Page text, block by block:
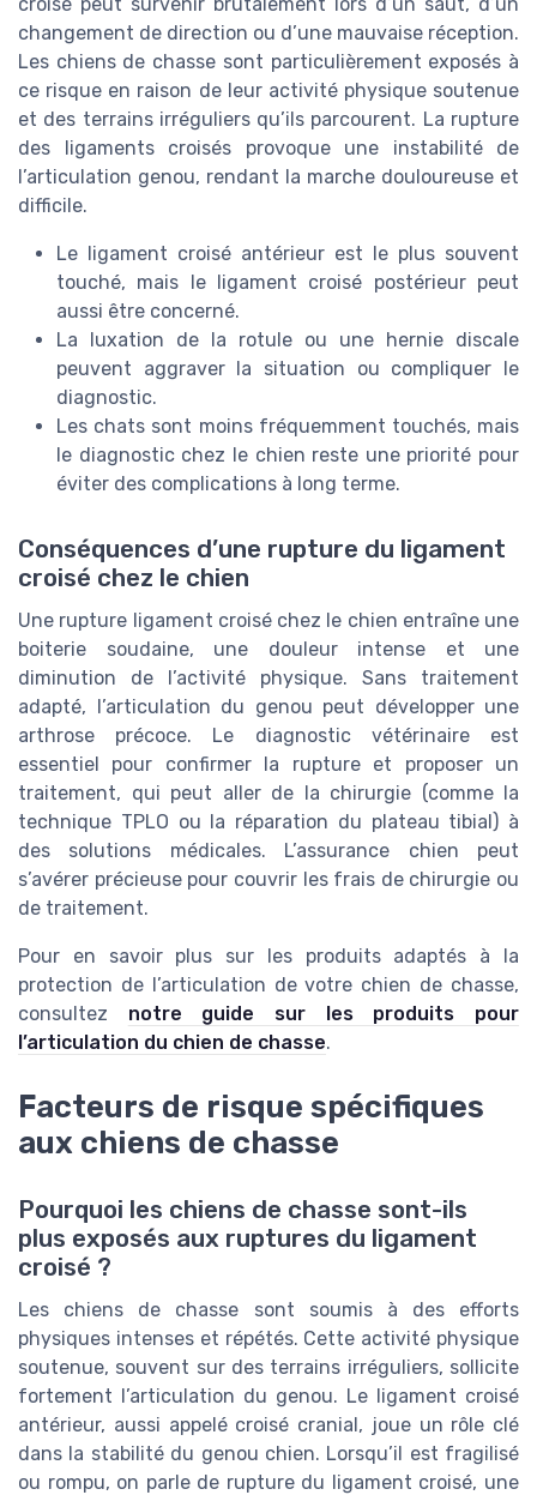
croisé peut survenir brutalement lors d’un saut, d’un
changement de direction ou d’une mauvaise réception.
Les chiens de chasse sont particulièrement exposés à
ce risque en raison de leur activité physique soutenue
et des terrains irréguliers qu’ils parcourent. La rupture
des ligaments croisés provoque une instabilité de
l’articulation genou, rendant la marche douloureuse et
difficile.
Le ligament croisé antérieur est le plus souvent
touché, mais le ligament croisé postérieur peut
aussi être concerné.
La luxation de la rotule ou une hernie discale
peuvent aggraver la situation ou compliquer le
diagnostic.
Les chats sont moins fréquemment touchés, mais
le diagnostic chez le chien reste une priorité pour
éviter des complications à long terme.
Conséquences d’une rupture du ligament
croisé chez le chien
Une rupture ligament croisé chez le chien entraîne une
boiterie soudaine, une douleur intense et une
diminution de l’activité physique. Sans traitement
adapté, l’articulation du genou peut développer une
arthrose précoce. Le diagnostic vétérinaire est
essentiel pour confirmer la rupture et proposer un
traitement, qui peut aller de la chirurgie (comme la
technique TPLO ou la réparation du plateau tibial) à
des solutions médicales. L’assurance chien peut
s’avérer précieuse pour couvrir les frais de chirurgie ou
de traitement.
Pour en savoir plus sur les produits adaptés à la
protection de l’articulation de votre chien de chasse,
consultez notre guide sur les produits pour
l’articulation du chien de chasse.
Facteurs de risque spécifiques
aux chiens de chasse
Pourquoi les chiens de chasse sont-ils
plus exposés aux ruptures du ligament
croisé ?
Les chiens de chasse sont soumis à des efforts
physiques intenses et répétés. Cette activité physique
soutenue, souvent sur des terrains irréguliers, sollicite
fortement l’articulation du genou. Le ligament croisé
antérieur, aussi appelé croisé cranial, joue un rôle clé
dans la stabilité du genou chien. Lorsqu’il est fragilisé
ou rompu, on parle de rupture du ligament croisé, une